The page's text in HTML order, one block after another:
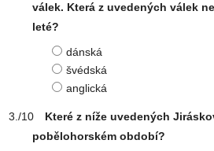
válek. Která z uvedených válek
leté?
dánská
švédská
anglická
Které z níže uvedených
pobělohorském období?